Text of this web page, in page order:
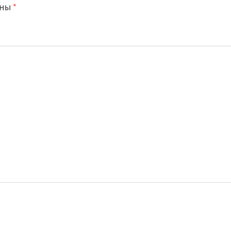
*